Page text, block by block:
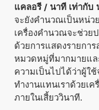
แคลอรี / นาที เท่ากับ
จะยังคำนวณเป็นหน่ว
เครื่องคำนวณจะช่วย
ด้วยการแสดงรายกา
หมวดหมู่ที่มากมายแล
ความเป็นไปได้ว่าผู้ใ
ทำงานแทนเราด้วยเ
ภายในเสี้ยววินาที.